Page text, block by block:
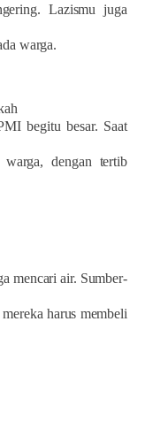
Lazismu juga
warga.
begitu besar. Saat
dengan tertib
mencari air. Sumber-
harus membeli